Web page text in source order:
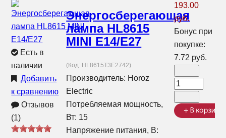
Есть в
наличии
Добавить
к сравнению
Отзывов
(1)
Энергосберегающая
лампа HL8615
MINI E14/E27
(Код: HL8615T3E2742)
Производитель: Horoz
Electric
Потребляемая мощность,
Вт: 15
Напряжение питания, В:
193.00
руб.
Бонус при
покупке:
7.72 руб.